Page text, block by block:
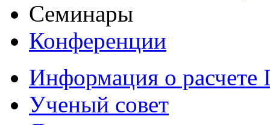
Семинары
Конференции
Информация о
Ученый совет